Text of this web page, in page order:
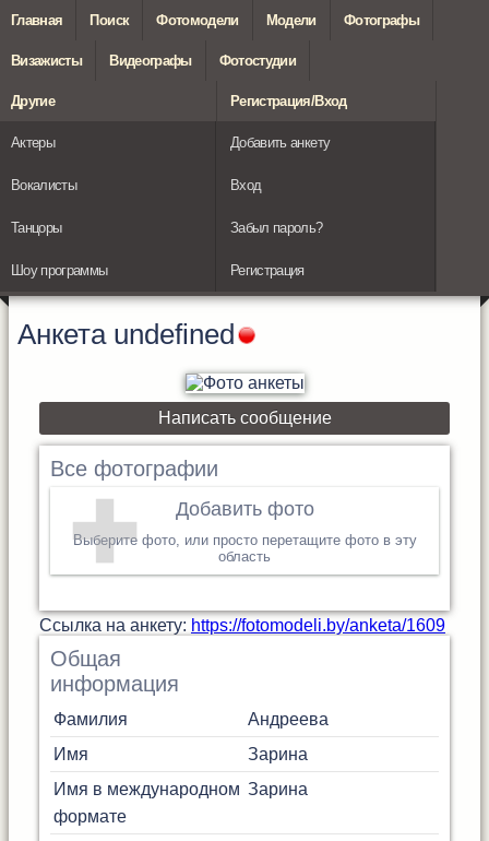
Главная Поиск Фотомодели Модели Фотографы
Визажисты Видеографы Фотостудии
Другие
Актеры
Вокалисты
Танцоры
Шоу программы
Регистрация/Вход
Добавить анкету
Вход
Забыл пароль?
Регистрация
Анкета undefined
Написать сообщение
Все фотографии
Добавить фото
Выберите фото, или просто перетащите фото в эту
область
Cсылка на анкету: https://fotomodeli.by/anketa/1609
Общая
информация
Фамилия
Андреева
Имя
Зарина
Имя в международном
формате
Зарина